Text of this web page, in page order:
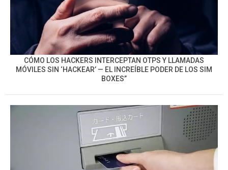
CÓMO LOS HACKERS INTERCEPTAN OTPS Y LLAMADAS
MÓVILES SIN ‘HACKEAR’ — EL INCREÍBLE PODER DE LOS SIM
BOXES”